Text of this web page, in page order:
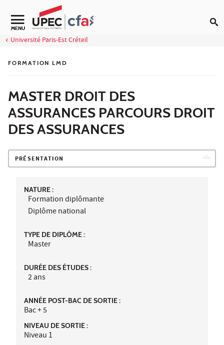
Aller au contenu
MENU
Université Paris-Est Créteil
FORMATION LMD
MASTER DROIT DES
ASSURANCES PARCOURS DROIT
DES ASSURANCES
PRÉSENTATION
NATURE :
Formation diplômante
Diplôme national
TYPE DE DIPLÔME :
Master
DURÉE DES ÉTUDES :
2 ans
ANNÉE POST-BAC DE SORTIE :
Bac + 5
NIVEAU DE SORTIE :
Niveau 1